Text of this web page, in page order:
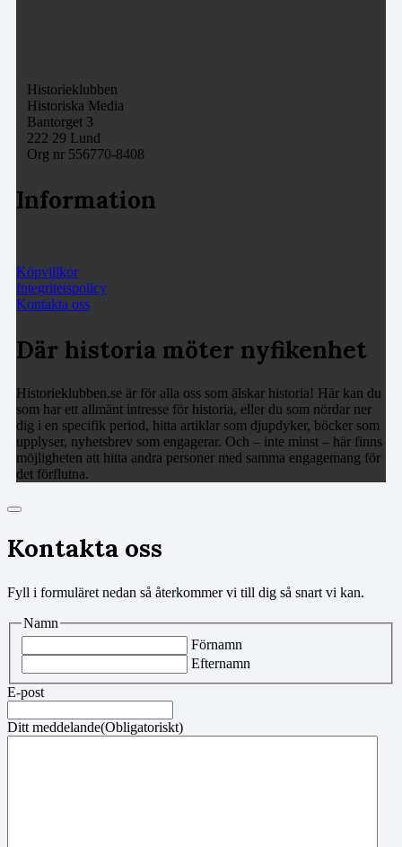
Historieklubben
Historiska Media
Bantorget 3
222 29 Lund
Org nr 556770-8408
Information
Köpvillkor
Integritetspolicy
Kontakta oss
Där historia möter nyfikenhet
Historieklubben.se är för alla oss som älskar historia! Här kan du
som har ett allmänt intresse för historia, eller du som nördar ner
dig i en specifik period, hitta artiklar som djupdyker, böcker som
upplyser, nyhetsbrev som engagerar. Och – inte minst – här finns
möjligheten att hitta andra personer med samma engagemang för
det förflutna.
Kontakta oss
Fyll i formuläret nedan så återkommer vi till dig så snart vi kan.
Namn
Förnamn
Efternamn
E-post
Ditt meddelande(Obligatoriskt)